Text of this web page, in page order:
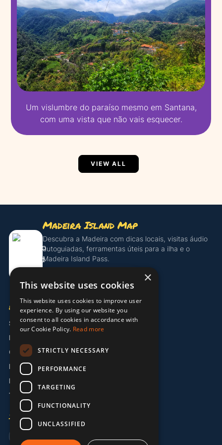
Um vislumbre do paraíso mesmo em Santana,
com uma vista que não vais esquecer.
VIEW ALL
Madeira Island Map
Descubra a Madeira com dicas locais, visitas áudio
autoguiadas, ferramentas úteis para a ilha e o
Madeira Island Pass.
Descobrir o Island Pass
EMPRESA
Sobre Nós
Parceiros
Contacto
Informação Legal
Política de Privacidade
Termos e Condições
IDIOMA
×
This website uses cookies
This website uses cookies to improve user
experience. By using our website you
consent to all cookies in accordance with
our Cookie Policy. Read more
STRICTLY NECESSARY
PERFORMANCE
TARGETING
FUNCTIONALITY
UNCLASSIFIED